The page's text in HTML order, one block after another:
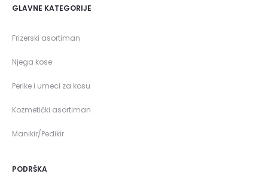
GLAVNE KATEGORIJE
Frizerski asortiman
Njega kose
Perike i umeci za kosu
Kozmetički asortiman
Manikir/Pedikir
PODRŠKA